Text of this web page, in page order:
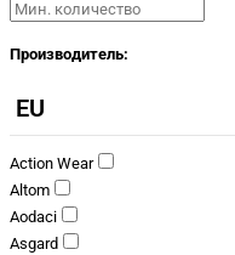
Производитель:
EU
Action Wear
Altom
Aodaci
Asgard